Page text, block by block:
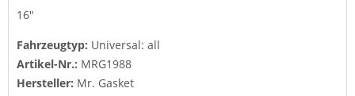
16"
Fahrzeugtyp: Universal: all
Artikel-Nr.: MRG1988
Hersteller: Mr. Gasket